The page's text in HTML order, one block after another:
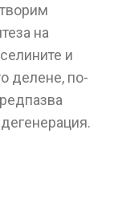
на
и
делене, по-